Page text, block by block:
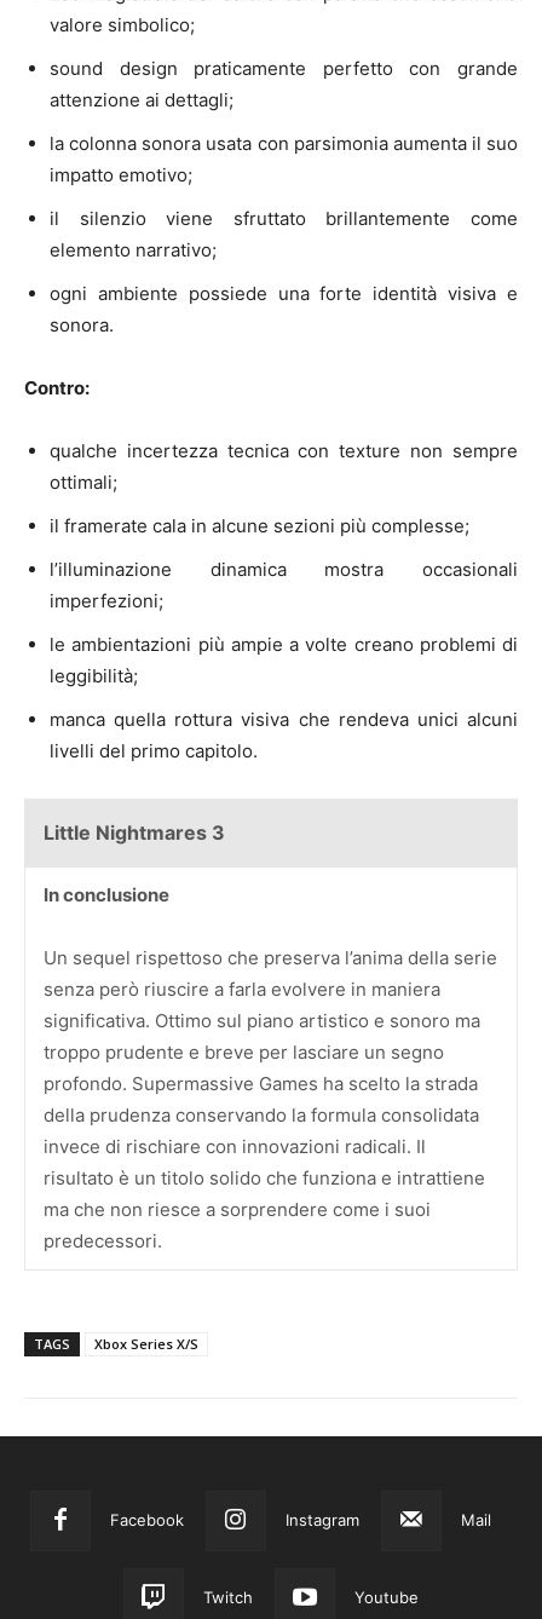
valore simbolico;
sound design praticamente perfetto con grande
attenzione ai dettagli;
la colonna sonora usata con parsimonia aumenta il suo
impatto emotivo;
il silenzio viene sfruttato brillantemente come
elemento narrativo;
ogni ambiente possiede una forte identità visiva e
sonora.
Contro:
qualche incertezza tecnica con texture non sempre
ottimali;
il framerate cala in alcune sezioni più complesse;
l’illuminazione dinamica mostra occasionali
imperfezioni;
le ambientazioni più ampie a volte creano problemi di
leggibilità;
manca quella rottura visiva che rendeva unici alcuni
livelli del primo capitolo.
Little Nightmares 3
In conclusione
Un sequel rispettoso che preserva l’anima della serie
senza però riuscire a farla evolvere in maniera
significativa. Ottimo sul piano artistico e sonoro ma
troppo prudente e breve per lasciare un segno
profondo. Supermassive Games ha scelto la strada
della prudenza conservando la formula consolidata
invece di rischiare con innovazioni radicali. Il
risultato è un titolo solido che funziona e intrattiene
ma che non riesce a sorprendere come i suoi
predecessori.
TAGS Xbox Series X/S
Facebook Instagram Mail
Twitch Youtube